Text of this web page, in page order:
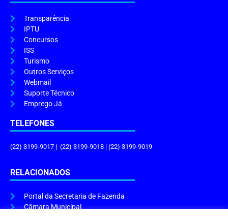
Transparência
IPTU
Concursos
ISS
Turismo
Outros Serviços
Webmail
Suporte Técnico
Emprego Já
TELEFONES
(22) 3199-9017 | (22) 3199-9018 | (22) 3199-9019
RELACIONADOS
Portal da Secretaria de Fazenda
Câmara Municipal